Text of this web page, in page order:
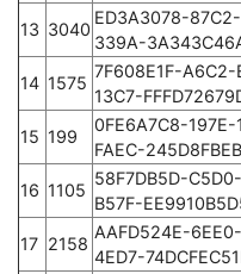
13 3040
ED3A3078-
339A-
14 1575
7F608E1F-A6C2-
13C7-
15 199
0FE6A7C8-197E-
FAEC-
16 1105
58F7DB5D-
B57F-
17 2158
AAFD524E-
4ED7-